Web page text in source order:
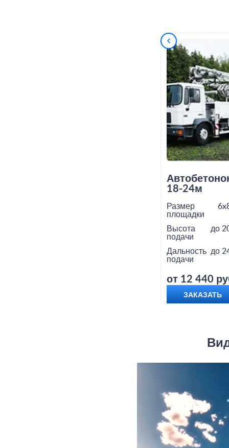
18-24м
Размер
площадки
Высота
подачи
до
Дальность
подачи
до
от 12 440
ЗАКАЗАТЬ